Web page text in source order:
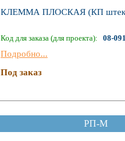
КЛЕММА ПЛОСКАЯ (КП
Код для заказа (для проекта): 08-
Подробно...
Под заказ
РП-М